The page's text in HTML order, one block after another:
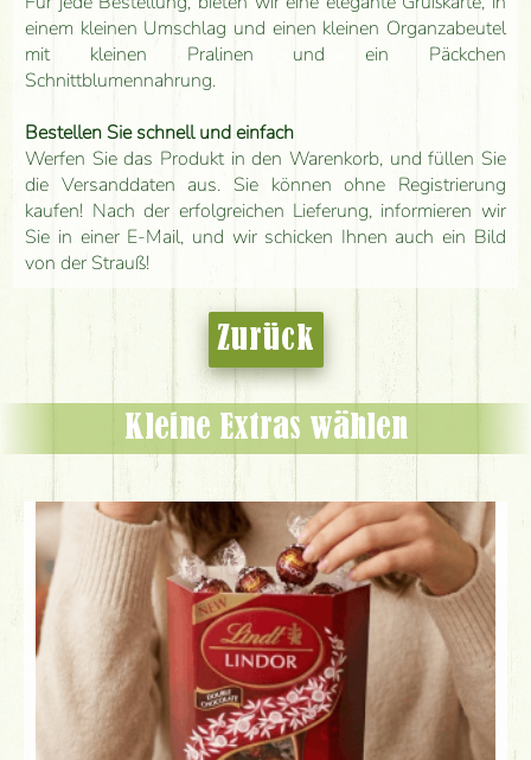
einem kleinen Umschlag und einen kleinen Organzabeutel
mit kleinen Pralinen und ein Päckchen
Schnittblumennahrung.
Bestellen Sie schnell und einfach
Werfen Sie das Produkt in den Warenkorb, und füllen Sie
die Versanddaten aus. Sie können ohne Registrierung
kaufen! Nach der erfolgreichen Lieferung, informieren wir
Sie in einer E-Mail, und wir schicken Ihnen auch ein Bild
von der Strauß!
Zurück
Kleine Extras wählen